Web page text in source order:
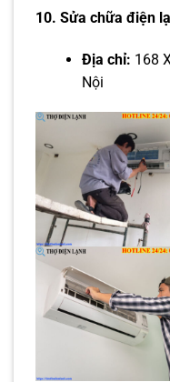
10. Sửa chữa điện
Địa chỉ: 168
Nội